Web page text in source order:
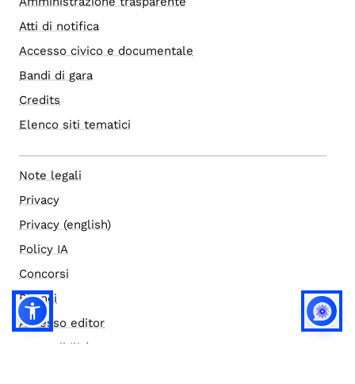
Atti di notifica
Accesso civico e documentale
Bandi di gara
Credits
Elenco siti tematici
Note legali
Privacy
Privacy (english)
Policy IA
Concorsi
Bilanci
Accesso editor
Accessibilità